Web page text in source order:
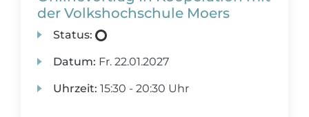
der Volkshochschule Moers
Status:
Datum: Fr. 22.01.2027
Uhrzeit: 15:30 - 20:30 Uhr